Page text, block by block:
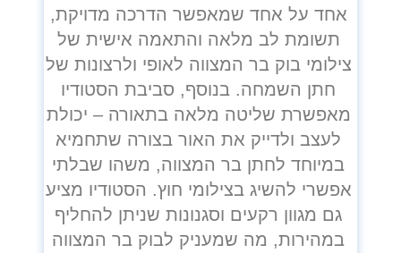
אחד על אחד שמאפשר הדרכה מדויקת,
תשומת לב מלאה והתאמה אישית של
צילומי בוק בר המצווה לאופי ולרצונות של
חתן השמחה. בנוסף, סביבת הסטודיו
מאפשרת שליטה מלאה בתאורה – יכולת
לעצב ולדייק את האור בצורה שתחמיא
במיוחד לחתן בר המצווה, משהו שבלתי
אפשרי להשיג בצילומי חוץ. הסטודיו מציע
גם מגוון רקעים וסגנונות שניתן להחליף
במהירות, מה שמעניק לבוק בר המצווה